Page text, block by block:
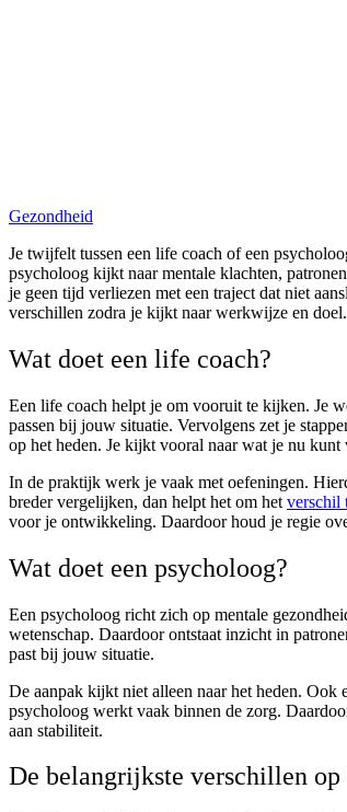
Gezondheid
Je twijfelt tussen een life coach of een
psycholoog kijkt naar mentale klachten,
je geen tijd verliezen met een traject dat niet
verschillen zodra je kijkt naar werkwijze en doel.
Wat doet een life coach?
Een life coach helpt je om vooruit te kijken. Je
passen bij jouw situatie. Vervolgens zet je
op het heden. Je kijkt vooral naar wat je nu kunt
In de praktijk werk je vaak met oefeningen.
breder vergelijken, dan helpt het om het verschil
voor je ontwikkeling. Daardoor houd je regie
Wat doet een psycholoog?
Een psycholoog richt zich op mentale
wetenschap. Daardoor ontstaat inzicht in
past bij jouw situatie.
De aanpak kijkt niet alleen naar het heden.
psycholoog werkt vaak binnen de zorg.
aan stabiliteit.
De belangrijkste verschillen op